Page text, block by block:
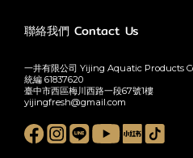
聯絡我們 Contact Us
一井有限公司 Yijing Aquatic Products
統編 61837620
臺中市西區梅川西路一段67號1樓
yijingfresh@gmail.com